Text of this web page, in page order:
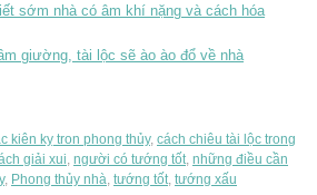
sớm nhà có âm khí nặng và cách hóa
giường, tài lộc sẽ ào ào đổ về nhà
kiên kỵ tron phong thủy, cách chiêu tài lộc trong
giải xui, người có tướng tốt, những điều cần
, Phong thủy nhà, tướng tốt, tướng xấu